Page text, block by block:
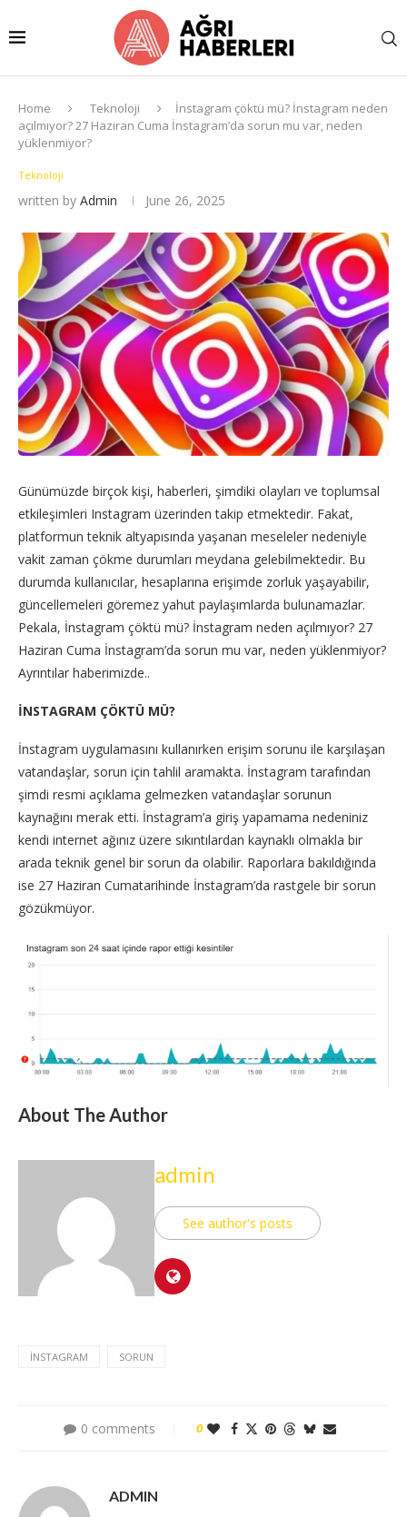
Home Teknoloji
İnstagram çöktü mü? İnstagram neden
açılmıyor? 27 Haziran Cuma İnstagram’da sorun mu var, neden
yüklenmiyor?
Teknoloji
written by Admin June 26, 2025
Günümüzde birçok kişi, haberleri, şimdiki olayları ve toplumsal
etkileşimleri Instagram üzerinden takip etmektedir. Fakat,
platformun teknik altyapısında yaşanan meseleler nedeniyle
vakit zaman çökme durumları meydana gelebilmektedir. Bu
durumda kullanıcılar, hesaplarına erişimde zorluk yaşayabilir,
güncellemeleri göremez yahut paylaşımlarda bulunamazlar.
Pekala, İnstagram çöktü mü? İnstagram neden açılmıyor? 27
Haziran Cuma İnstagram’da sorun mu var, neden yüklenmiyor?
Ayrıntılar haberimizde..
İNSTAGRAM ÇÖKTÜ MÜ?
İnstagram uygulamasını kullanırken erişim sorunu ile karşılaşan
vatandaşlar, sorun için tahlil aramakta. İnstagram tarafından
şimdi resmi açıklama gelmezken vatandaşlar sorunun
kaynağını merak etti. İnstagram’a giriş yapamama nedeniniz
kendi internet ağınız üzere sıkıntılardan kaynaklı olmakla bir
arada teknik genel bir sorun da olabilir. Raporlara bakıldığında
ise 27 Haziran Cumatarihinde İnstagram’da rastgele bir sorun
gözükmüyor.
About The Author
admin
See author's posts
İNSTAGRAM SORUN
0 comments 0
ADMIN